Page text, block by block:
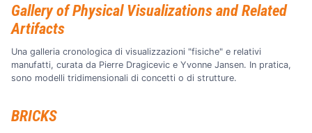
Gallery of Physical Visualizations and Related
Artifacts
Una galleria cronologica di visualizzazioni "fisiche" e relativi
manufatti, curata da Pierre Dragicevic e Yvonne Jansen. In pratica,
sono modelli tridimensionali di concetti o di strutture.
BRICKS